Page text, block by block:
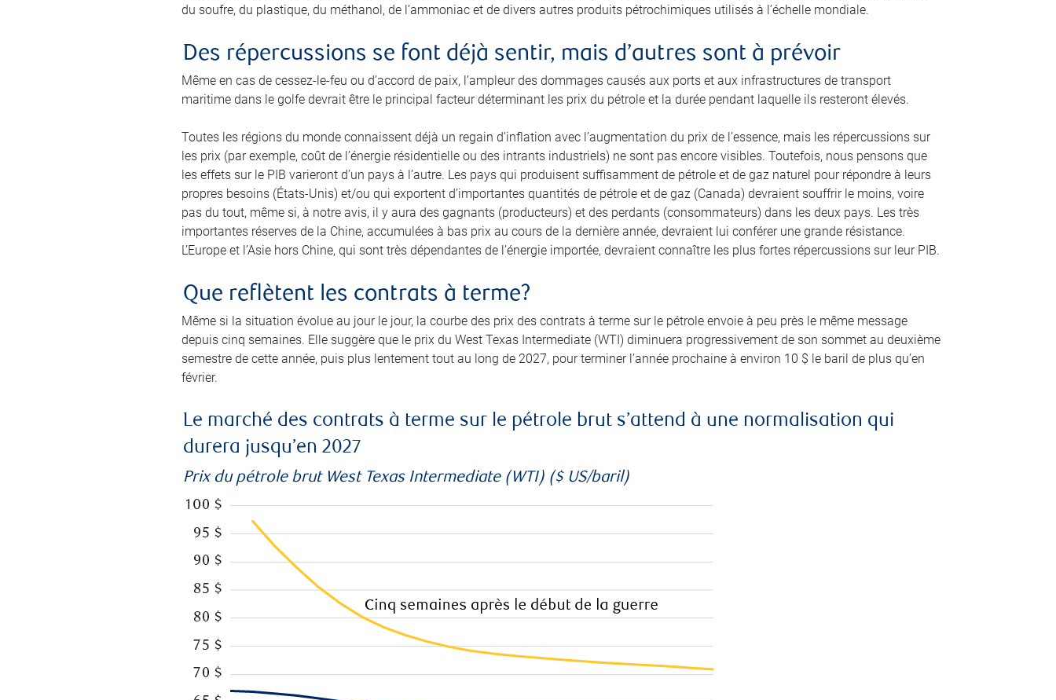
du soufre, du plastique, du méthanol, de l’ammoniac et de divers autres produits pétrochimiques utilisés à l’échelle mondiale.
Des répercussions se font déjà sentir, mais d’autres sont à prévoir
Même en cas de cessez-le-feu ou d’accord de paix, l’ampleur des dommages causés aux ports et aux infrastructures de transport
maritime dans le golfe devrait être le principal facteur déterminant les prix du pétrole et la durée pendant laquelle ils resteront élevés.
Toutes les régions du monde connaissent déjà un regain d’inflation avec l’augmentation du prix de l’essence, mais les répercussions sur
les prix (par exemple, coût de l’énergie résidentielle ou des intrants industriels) ne sont pas encore visibles. Toutefois, nous pensons que
les effets sur le PIB varieront d’un pays à l’autre. Les pays qui produisent suffisamment de pétrole et de gaz naturel pour répondre à leurs
propres besoins (États-Unis) et/ou qui exportent d’importantes quantités de pétrole et de gaz (Canada) devraient souffrir le moins, voire
pas du tout, même si, à notre avis, il y aura des gagnants (producteurs) et des perdants (consommateurs) dans les deux pays. Les très
importantes réserves de la Chine, accumulées à bas prix au cours de la dernière année, devraient lui conférer une grande résistance.
L’Europe et l’Asie hors Chine, qui sont très dépendantes de l’énergie importée, devraient connaître les plus fortes répercussions sur leur PIB.
Que reflètent les contrats à terme?
Même si la situation évolue au jour le jour, la courbe des prix des contrats à terme sur le pétrole envoie à peu près le même message
depuis cinq semaines. Elle suggère que le prix du West Texas Intermediate (WTI) diminuera progressivement de son sommet au deuxième
semestre de cette année, puis plus lentement tout au long de 2027, pour terminer l’année prochaine à environ 10 $ le baril de plus qu’en
février.
Le marché des contrats à terme sur le pétrole brut s’attend à une normalisation qui
durera jusqu’en 2027
Prix du pétrole brut West Texas Intermediate (WTI) ($ US/baril)